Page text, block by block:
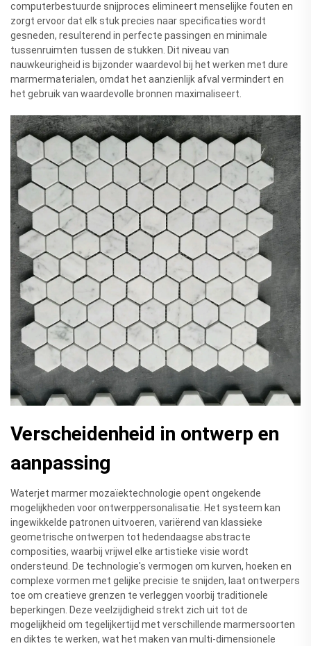
computerbestuurde snijproces elimineert menselijke fouten en
zorgt ervoor dat elk stuk precies naar specificaties wordt
gesneden, resulterend in perfecte passingen en minimale
tussenruimten tussen de stukken. Dit niveau van
nauwkeurigheid is bijzonder waardevol bij het werken met dure
marmermaterialen, omdat het aanzienlijk afval vermindert en
het gebruik van waardevolle bronnen maximaliseert.
Verscheidenheid in ontwerp en
aanpassing
Waterjet marmer mozaïektechnologie opent ongekende
mogelijkheden voor ontwerppersonalisatie. Het systeem kan
ingewikkelde patronen uitvoeren, variërend van klassieke
geometrische ontwerpen tot hedendaagse abstracte
composities, waarbij vrijwel elke artistieke visie wordt
ondersteund. De technologie's vermogen om kurven, hoeken en
complexe vormen met gelijke precisie te snijden, laat ontwerpers
toe om creatieve grenzen te verleggen voorbij traditionele
beperkingen. Deze veelzijdigheid strekt zich uit tot de
mogelijkheid om tegelijkertijd met verschillende marmersoorten
en diktes te werken, wat het maken van multi-dimensionele